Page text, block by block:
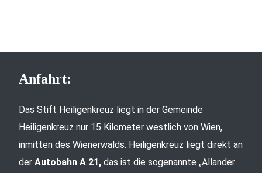
Anfahrt:
Das Stift Heiligenkreuz liegt in der Gemeinde
Heiligenkreuz nur 15 Kilometer westlich von Wien,
inmitten des Wienerwalds. Heiligenkreuz liegt direkt an
der Autobahn A 21, das ist die sogenannte „Allander